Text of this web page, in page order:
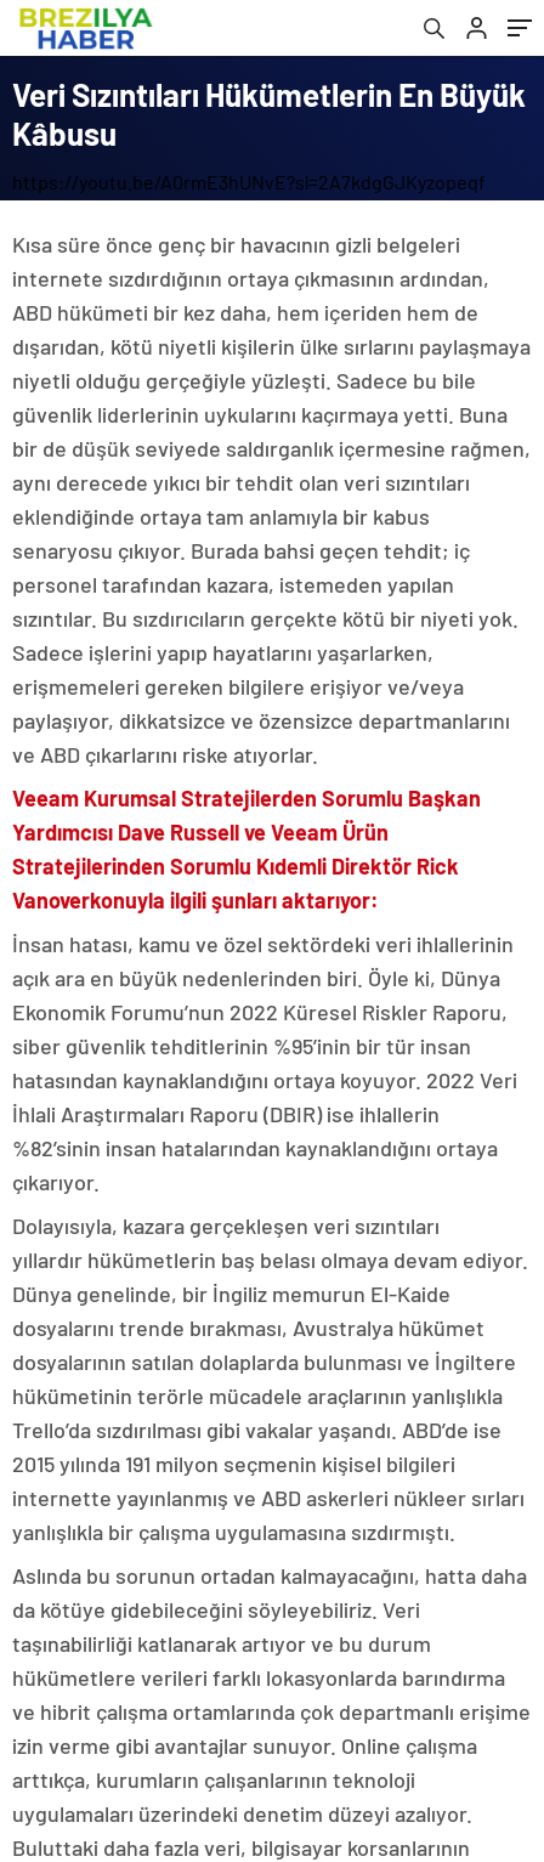
Veri Sızıntıları Hükümetlerin En Büyük
Kâbusu
https://youtu.be/A0rmE3hUNvE?si=2A7kdgGJKyzopeqf
Kısa süre önce genç bir havacının gizli belgeleri
internete sızdırdığının ortaya çıkmasının ardından,
ABD hükümeti bir kez daha, hem içeriden hem de
dışarıdan, kötü niyetli kişilerin ülke sırlarını paylaşmaya
niyetli olduğu gerçeğiyle yüzleşti. Sadece bu bile
güvenlik liderlerinin uykularını kaçırmaya yetti. Buna
bir de düşük seviyede saldırganlık içermesine rağmen,
aynı derecede yıkıcı bir tehdit olan veri sızıntıları
eklendiğinde ortaya tam anlamıyla bir kabus
senaryosu çıkıyor. Burada bahsi geçen tehdit; iç
personel tarafından kazara, istemeden yapılan
sızıntılar. Bu sızdırıcıların gerçekte kötü bir niyeti yok.
Sadece işlerini yapıp hayatlarını yaşarlarken,
erişmemeleri gereken bilgilere erişiyor ve/veya
paylaşıyor, dikkatsizce ve özensizce departmanlarını
ve ABD çıkarlarını riske atıyorlar.
Veeam Kurumsal Stratejilerden Sorumlu Başkan
Yardımcısı Dave Russell ve Veeam Ürün
Stratejilerinden Sorumlu Kıdemli Direktör Rick
Vanoverkonuyla ilgili şunları aktarıyor:
İnsan hatası, kamu ve özel sektördeki veri ihlallerinin
açık ara en büyük nedenlerinden biri. Öyle ki, Dünya
Ekonomik Forumu’nun 2022 Küresel Riskler Raporu,
siber güvenlik tehditlerinin %95’inin bir tür insan
hatasından kaynaklandığını ortaya koyuyor. 2022 Veri
İhlali Araştırmaları Raporu (DBIR) ise ihlallerin
%82’sinin insan hatalarından kaynaklandığını ortaya
çıkarıyor.
Dolayısıyla, kazara gerçekleşen veri sızıntıları
yıllardır hükümetlerin baş belası olmaya devam ediyor.
Dünya genelinde, bir İngiliz memurun El-Kaide
dosyalarını trende bırakması, Avustralya hükümet
dosyalarının satılan dolaplarda bulunması ve İngiltere
hükümetinin terörle mücadele araçlarının yanlışlıkla
Trello’da sızdırılması gibi vakalar yaşandı. ABD’de ise
2015 yılında 191 milyon seçmenin kişisel bilgileri
internette yayınlanmış ve ABD askerleri nükleer sırları
yanlışlıkla bir çalışma uygulamasına sızdırmıştı.
Aslında bu sorunun ortadan kalmayacağını, hatta daha
da kötüye gidebileceğini söyleyebiliriz. Veri
taşınabilirliği katlanarak artıyor ve bu durum
hükümetlere verileri farklı lokasyonlarda barındırma
ve hibrit çalışma ortamlarında çok departmanlı erişime
izin verme gibi avantajlar sunuyor. Online çalışma
arttıkça, kurumların çalışanlarının teknoloji
uygulamaları üzerindeki denetim düzeyi azalıyor.
Buluttaki daha fazla veri, bilgisayar korsanlarının